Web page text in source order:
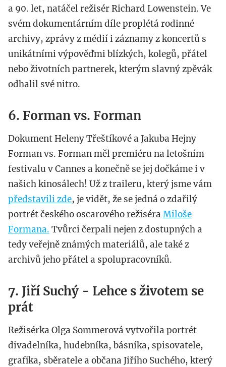
a 90. let, natáčel režisér Richard Lowenstein. Ve
svém dokumentárním díle proplétá rodinné
archivy, zprávy z médií i záznamy z koncertů s
unikátními výpověďmi blízkých, kolegů, přátel
nebo životních partnerek, kterým slavný zpěvák
odhalil své nitro.
6. Forman vs. Forman
Dokument Heleny Třeštíkové a Jakuba Hejny
Forman vs. Forman měl premiéru na letošním
festivalu v Cannes a konečně se jej dočkáme i v
našich kinosálech! Už z traileru, který jsme vám
představili zde, je vidět, že se jedná o zdařilý
portrét českého oscarového režiséra Miloše
Formana. Tvůrci čerpali nejen z dostupných a
tedy veřejně známých materiálů, ale také z
archivů jeho přátel a spolupracovníků.
7. Jiří Suchý - Lehce s životem se
prát
Režisérka Olga Sommerová vytvořila portrét
divadelníka, hudebníka, básníka, spisovatele,
grafika, sběratele a občana Jiřího Suchého, který